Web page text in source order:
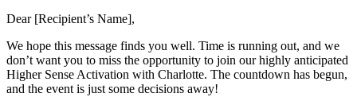
Dear [Recipient’s Name],
We hope this message finds you well. Time is running out, and we
don’t want you to miss the opportunity to join our highly anticipated
Higher Sense Activation with Charlotte. The countdown has begun,
and the event is just some decisions away!